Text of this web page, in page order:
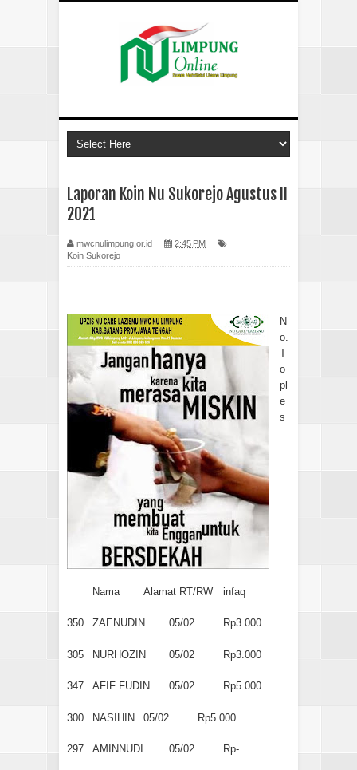
Laporan Koin Nu Sukorejo Agustus II
2021
mwcnulimpung.or.id
2:45 PM
Koin Sukorejo
N
o.
T
o
pl
e
s
Nama Alamat RT/RW infaq
350 ZAENUDIN 05/02 Rp3.000
305 NURHOZIN 05/02 Rp3.000
347 AFIF FUDIN 05/02 Rp5.000
300 NASIHIN 05/02 Rp5.000
297 AMINNUDI 05/02 Rp-